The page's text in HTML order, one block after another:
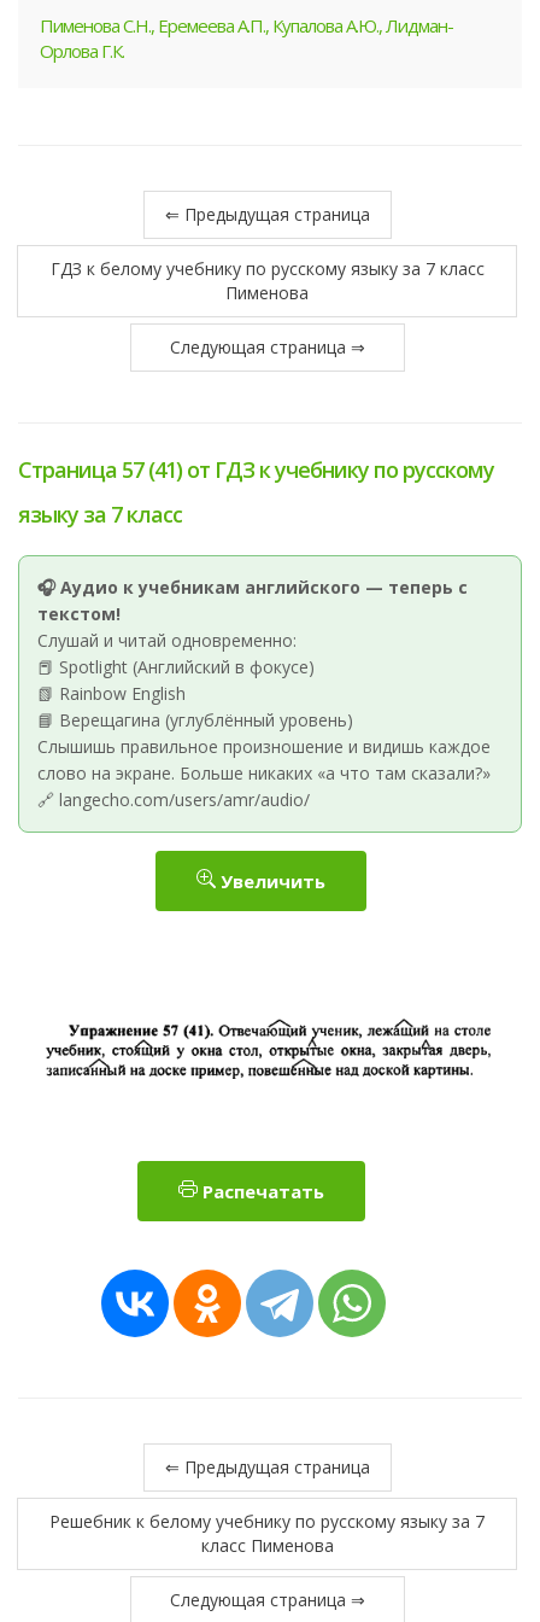
Пименова С.Н., Еремеева А.П., Купалова А.Ю., Лидман-
Орлова Г.К.
⇐ Предыдущая страница
ГДЗ к белому учебнику по русскому языку за 7 класс
Пименова
Следующая страница ⇒
Страница 57 (41) от ГДЗ к учебнику по русскому
языку за 7 класс
🎧 Аудио к учебникам английского — теперь с
текстом!
Слушай и читай одновременно:
📕 Spotlight (Английский в фокусе)
📗 Rainbow English
📘 Верещагина (углублённый уровень)
Слышишь правильное произношение и видишь каждое
слово на экране. Больше никаких «а что там сказали?»
🔗 langecho.com/users/amr/audio/
Увеличить
Распечатать
⇐ Предыдущая страница
Решебник к белому учебнику по русскому языку за 7
класс Пименова
Следующая страница ⇒